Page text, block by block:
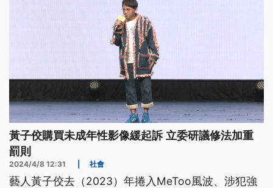
黃子佼購買未成年性影像緩起訴 立委研議修法加重
罰則
2024/4/8 12:31 社會
藝人黃子佼去（2023）年捲入MeToo風波、涉犯強